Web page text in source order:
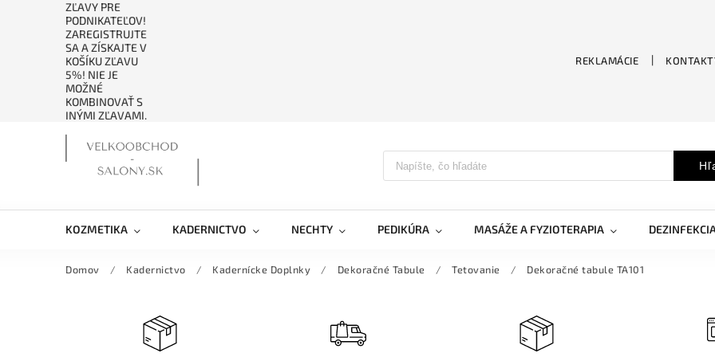
ZĽAVY PRE
PODNIKATEĽOV!
ZAREGISTRUJTE
SA A ZÍSKAJTE V
KOŠÍKU ZĽAVU
5%! NIE JE
MOŽNÉ
KOMBINOVAŤ S
INÝMI ZĽAVAMI.
REKLAMÁCIE
KOZMETIKA KADERNICTVO NECHTY PEDIKÚRA MASÁŽE A FYZIOTERAPIA
Domov / Kadernictvo / Kadernícke Doplnky / Dekoračné Tabule / Tetovanie / Dekoračné tabule TA101